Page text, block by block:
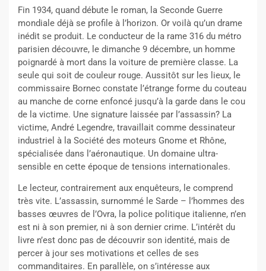
Fin 1934, quand débute le roman, la Seconde Guerre
mondiale déjà se profile à l’horizon. Or voilà qu’un drame
inédit se produit. Le conducteur de la rame 316 du métro
parisien découvre, le dimanche 9 décembre, un homme
poignardé à mort dans la voiture de première classe. La
seule qui soit de couleur rouge. Aussitôt sur les lieux, le
commissaire Bornec constate l’étrange forme du couteau
au manche de corne enfoncé jusqu’à la garde dans le cou
de la victime. Une signature laissée par l’assassin? La
victime, André Legendre, travaillait comme dessinateur
industriel à la Société des moteurs Gnome et Rhône,
spécialisée dans l’aéronautique. Un domaine ultra-
sensible en cette époque de tensions internationales.
Le lecteur, contrairement aux enquêteurs, le comprend
très vite. L’assassin, surnommé le Sarde – l’hommes des
basses œuvres de l’Ovra, la police politique italienne, n’en
est ni à son premier, ni à son dernier crime. L’intérêt du
livre n’est donc pas de découvrir son identité, mais de
percer à jour ses motivations et celles de ses
commanditaires. En parallèle, on s’intéresse aux